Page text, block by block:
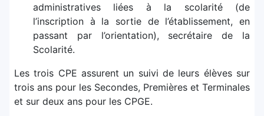
administratives liées à la scolarité (de
l’inscription à la sortie de l’établissement, en
passant par l’orientation), secrétaire de la
Scolarité.
Les trois CPE assurent un suivi de leurs élèves sur
trois ans pour les Secondes, Premières et Terminales
et sur deux ans pour les CPGE.